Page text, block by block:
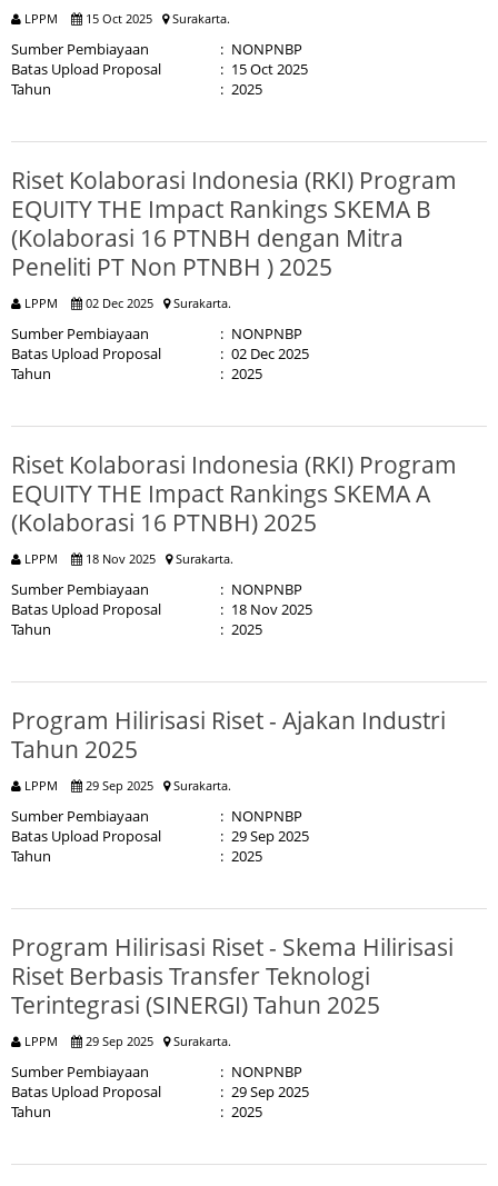
LPPM 15 Oct 2025 Surakarta.
Sumber Pembiayaan : NONPNBP
Batas Upload Proposal
: 15 Oct 2025
Tahun
: 2025
Riset Kolaborasi Indonesia (RKI) Program
EQUITY THE Impact Rankings SKEMA B
(Kolaborasi 16 PTNBH dengan Mitra
Peneliti PT Non PTNBH ) 2025
LPPM 02 Dec 2025 Surakarta.
Sumber Pembiayaan : NONPNBP
Batas Upload Proposal
: 02 Dec 2025
Tahun
: 2025
Riset Kolaborasi Indonesia (RKI) Program
EQUITY THE Impact Rankings SKEMA A
(Kolaborasi 16 PTNBH) 2025
LPPM 18 Nov 2025 Surakarta.
Sumber Pembiayaan : NONPNBP
Batas Upload Proposal
: 18 Nov 2025
Tahun
: 2025
Program Hilirisasi Riset - Ajakan Industri
Tahun 2025
LPPM 29 Sep 2025 Surakarta.
Sumber Pembiayaan : NONPNBP
Batas Upload Proposal
: 29 Sep 2025
Tahun
: 2025
Program Hilirisasi Riset - Skema Hilirisasi
Riset Berbasis Transfer Teknologi
Terintegrasi (SINERGI) Tahun 2025
LPPM 29 Sep 2025 Surakarta.
Sumber Pembiayaan : NONPNBP
Batas Upload Proposal
: 29 Sep 2025
Tahun
: 2025